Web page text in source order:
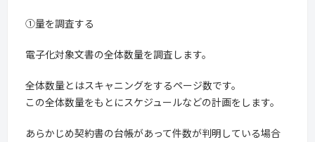
①量を調査する
電子化対象文書の全体数量を調査します。
全体数量とはスキャニングをするページ数です。
この全体数量をもとにスケジュールなどの計画をします。
あらかじめ契約書の台帳があって件数が判明している場合